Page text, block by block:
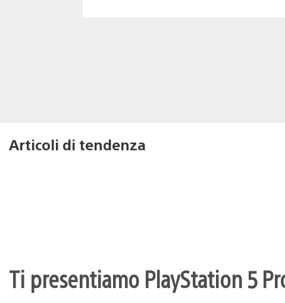
Articoli di tendenza
Ti presentiamo PlayStation 5